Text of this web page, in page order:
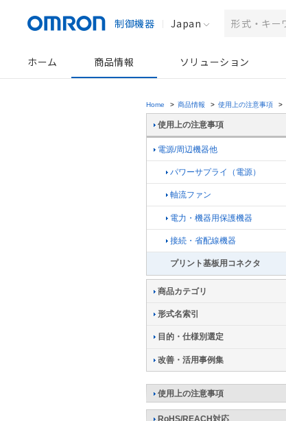
制御機器 Japan
ホーム 商品情報 ソリューション
Home > 商品情報 > 使用上の注意事項 >
使用上の注意事項
電源/周辺機器他
パワーサプライ（電源）
軸流ファン
電力・機器用保護機器
接続・省配線機器
プリント基板用コネクタ
商品カテゴリ
形式名索引
目的・仕様別選定
改善・活用事例集
使用上の注意事項